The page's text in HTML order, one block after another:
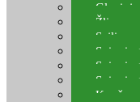
Žlice za
Sajlice
Kopče,